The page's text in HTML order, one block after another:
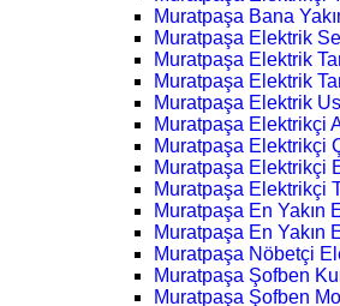
Muratpaşa Bana
Muratpaşa Elektrik
Muratpaşa Elektrik
Muratpaşa Elektrik
Muratpaşa Elektrik
Muratpaşa Elektrikçi
Muratpaşa Elektrikçi
Muratpaşa Elektrikçi
Muratpaşa Elektrikçi
Muratpaşa En Yakın
Muratpaşa En Yakın
Muratpaşa Nöbetçi
Muratpaşa Şofben
Muratpaşa Şofben